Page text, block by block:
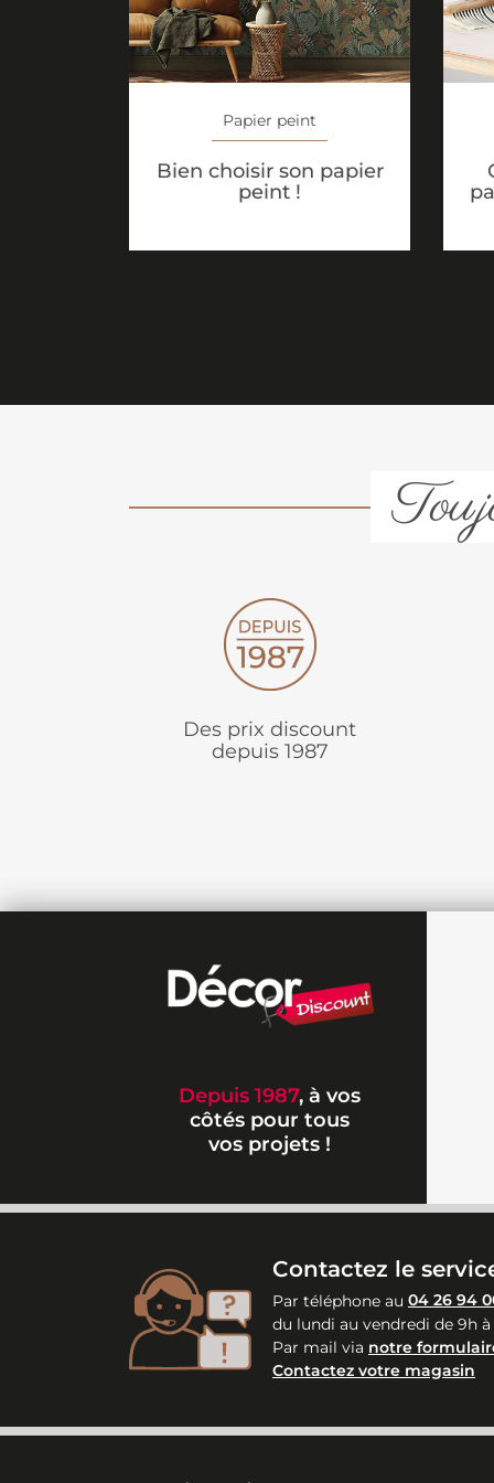
Papier peint
Bien choisir son papier
peint !
Des prix discount
depuis 1987
Depuis 1987, à vos
côtés pour tous
vos projets !
Contactez le
Par téléphone au 04 26 94
du lundi au vendredi de 9h à
Par mail via notre
Contactez votre magasin